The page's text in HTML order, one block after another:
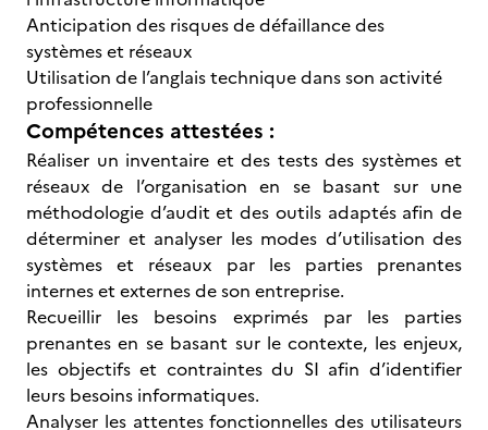
Anticipation des risques de défaillance des
systèmes et réseaux
Utilisation de l’anglais technique dans son activité
professionnelle
Compétences attestées :
Réaliser un inventaire et des tests des systèmes et
réseaux de l’organisation en se basant sur une
méthodologie d’audit et des outils adaptés afin de
déterminer et analyser les modes d’utilisation des
systèmes et réseaux par les parties prenantes
internes et externes de son entreprise.
Recueillir les besoins exprimés par les parties
prenantes en se basant sur le contexte, les enjeux,
les objectifs et contraintes du SI afin d’identifier
leurs besoins informatiques.
Analyser les attentes fonctionnelles des utilisateurs